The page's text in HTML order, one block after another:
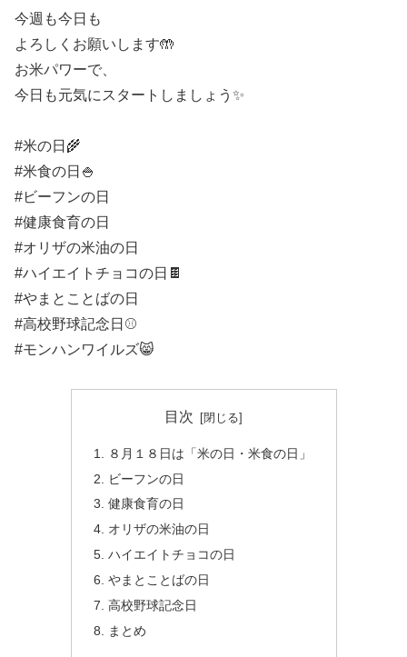
今週も今日も
よろしくお願いします🤲
お米パワーで、
今日も元気にスタートしましょう✨
#米の日🌾
#米食の日🍚
#ビーフンの日
#健康食育の日
#オリザの米油の日
#ハイエイトチョコの日🍫
#やまとことばの日
#高校野球記念日⚾️
#モンハンワイルズ😸
目次
８月１８日は「米の日・米食の日」
ビーフンの日
健康食育の日
オリザの米油の日
ハイエイトチョコの日
やまとことばの日
高校野球記念日
まとめ